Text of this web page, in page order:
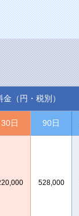
（円・税別）
30日 90日
528,000